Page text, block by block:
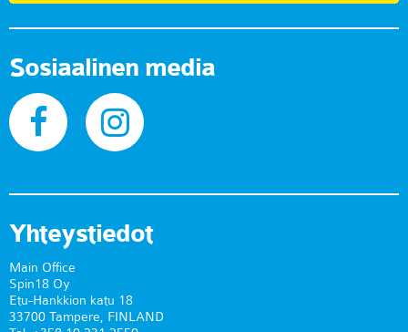
Sosiaalinen media
Yhteystiedot
Main Office
Spin18 Oy
Etu-Hankkion katu 18
33700 Tampere, FINLAND